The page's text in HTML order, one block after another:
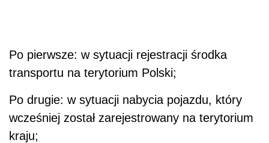
Po pierwsze: w sytuacji rejestracji środka
transportu na terytorium Polski;
Po drugie: w sytuacji nabycia pojazdu, który
wcześniej został zarejestrowany na terytorium
kraju;